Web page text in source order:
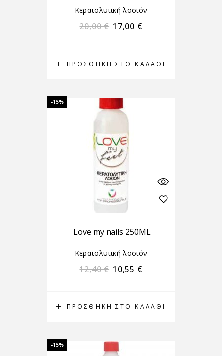
ΠΡΟΣΘΉΚΗ ΣΤΟ ΚΑΛΆΘΙ
Κερατολυτική λοσιόν
20,00€ 17,00 €
-15%
ΠΡΟΣΘΉΚΗ ΣΤΟ ΚΑΛΆΘΙ
Love my nails 250ML
Κερατολυτική λοσιόν
12,40€ 10,55 €
-15%